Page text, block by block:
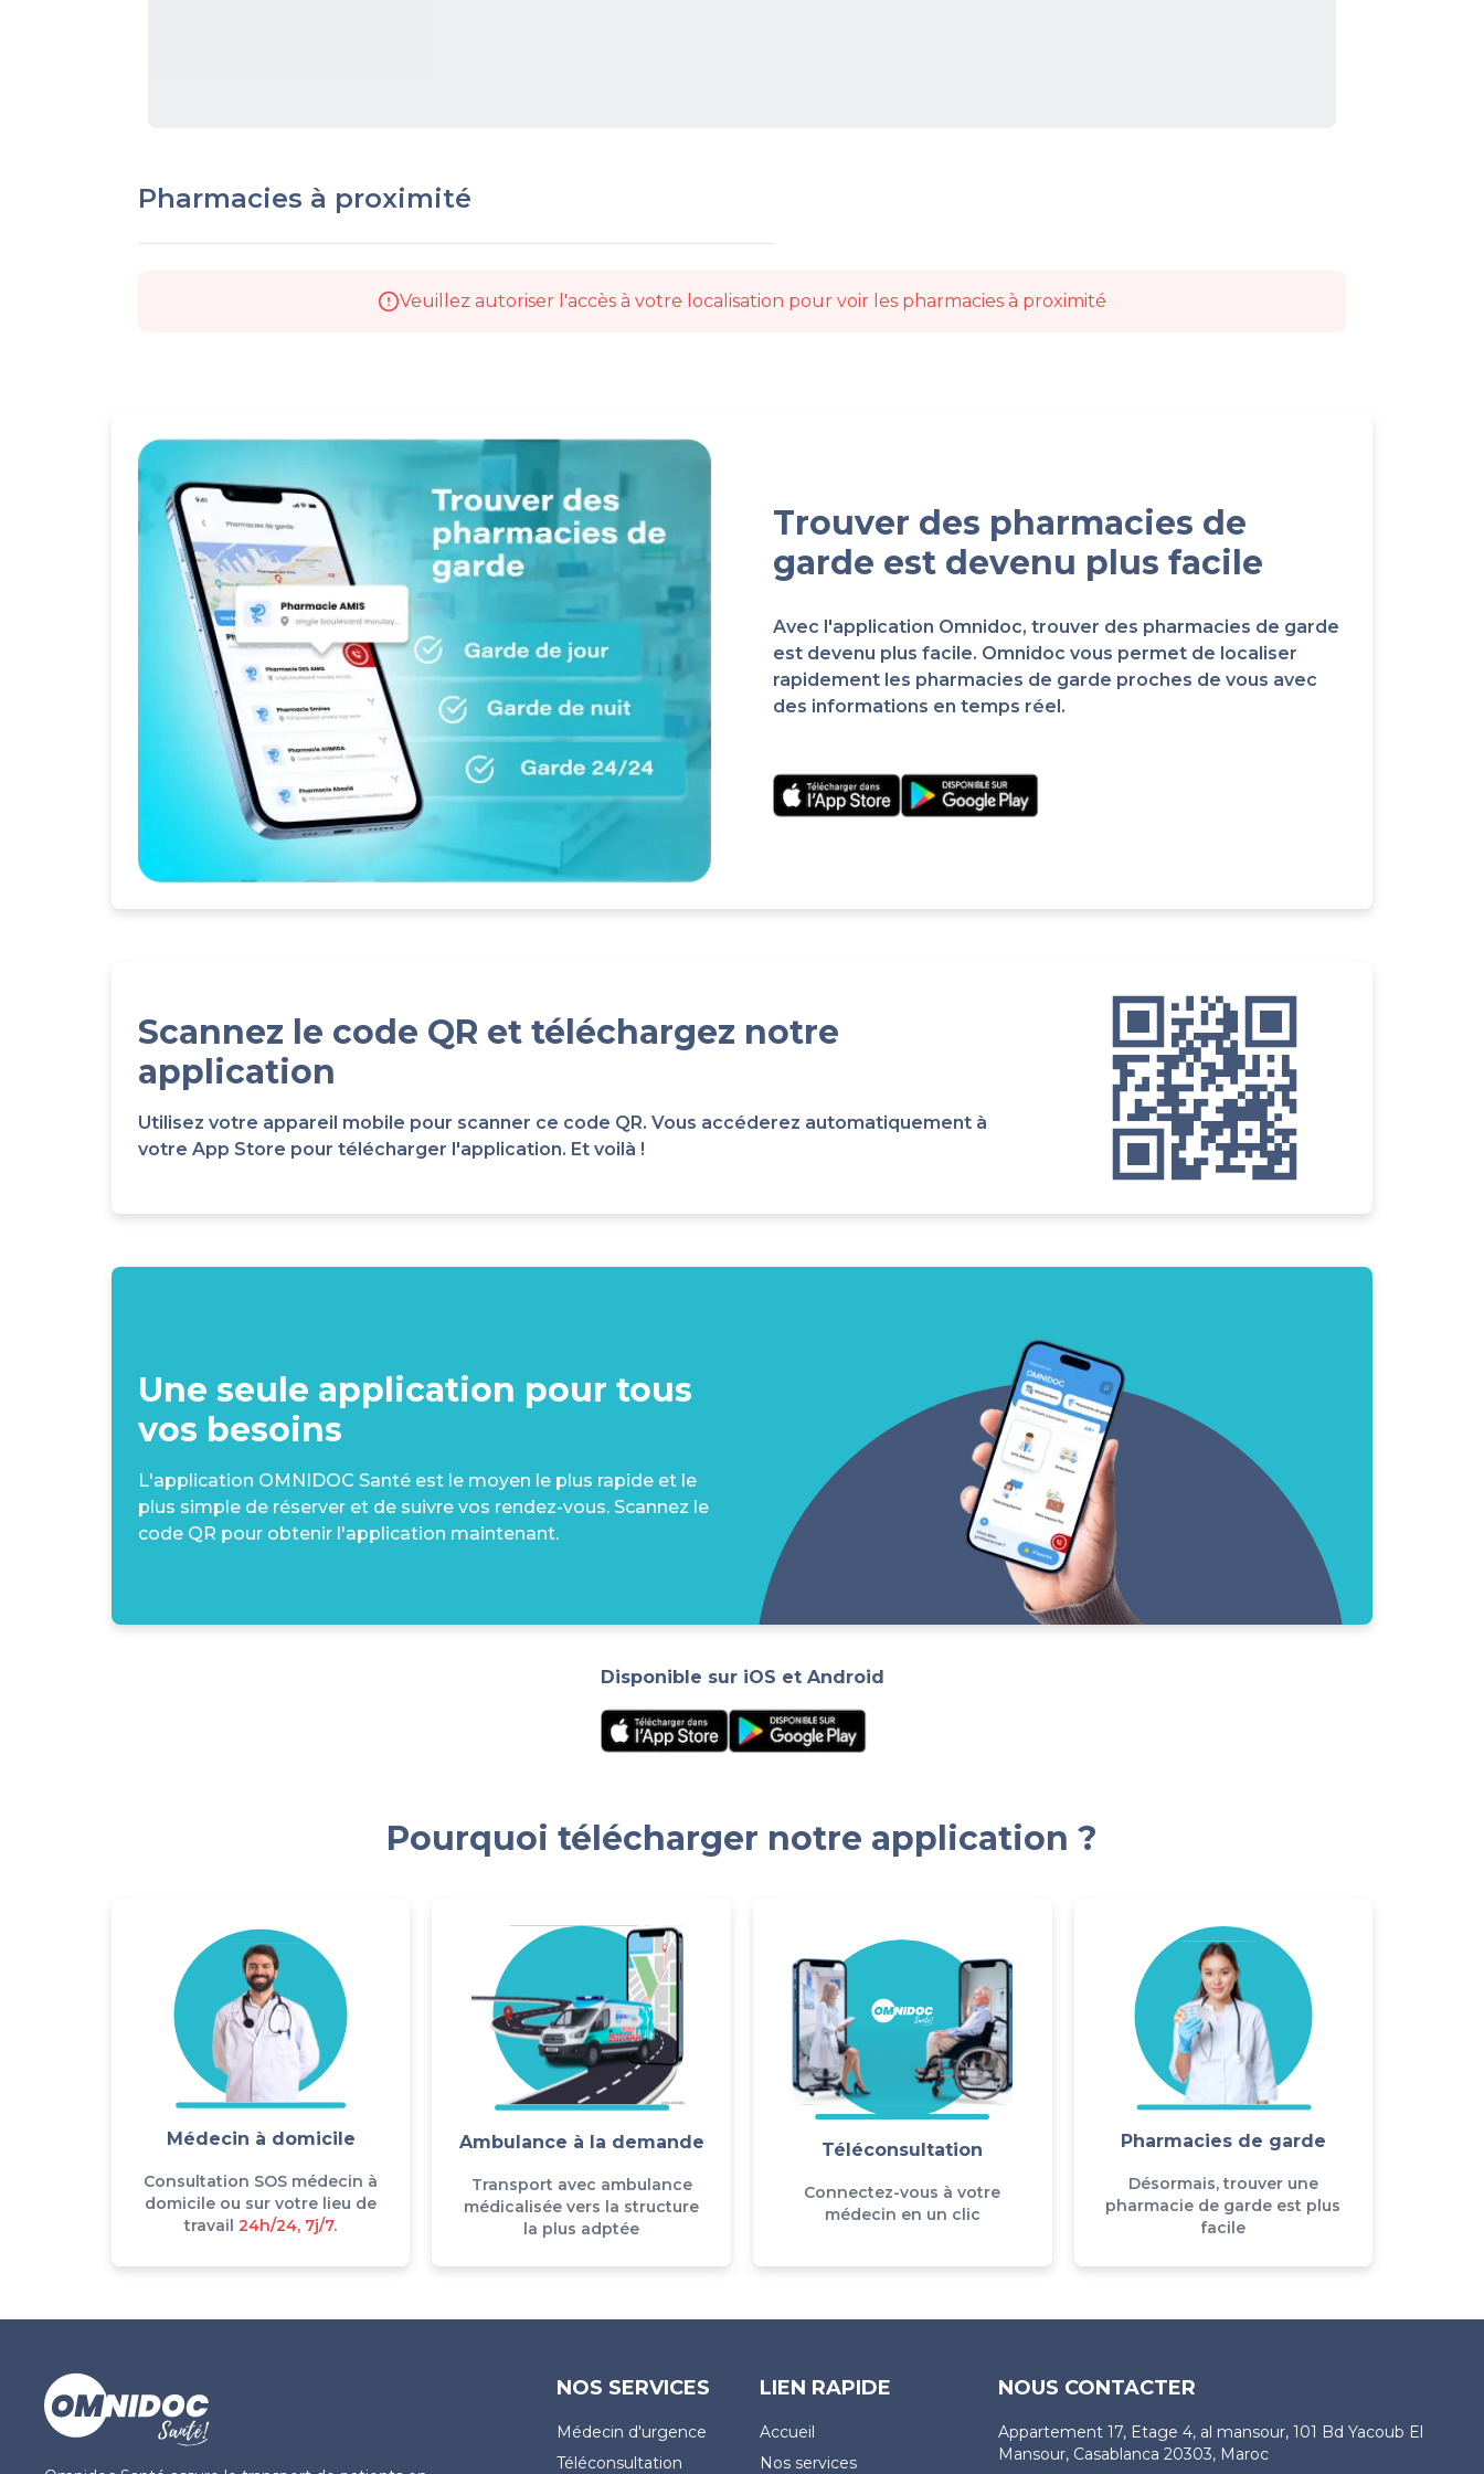
Pharmacies à proximité
Veuillez autoriser l'accès à votre localisation pour voir les pharmacies à proximité
Trouver des pharmacies de
garde est devenu plus facile
Avec l'application Omnidoc, trouver des pharmacies de garde
est devenu plus facile. Omnidoc vous permet de localiser
rapidement les pharmacies de garde proches de vous avec
des informations en temps réel.
Scannez le code QR et téléchargez notre
application
Utilisez votre appareil mobile pour scanner ce code QR. Vous accéderez automatiquement à
votre App Store pour télécharger l'application. Et voilà !
Une seule application pour tous
vos besoins
L'application OMNIDOC Santé est le moyen le plus rapide et le
plus simple de réserver et de suivre vos rendez-vous. Scannez le
code QR pour obtenir l'application maintenant.
Disponible sur iOS et Android
Pourquoi télécharger notre application ?
Médecin à domicile
Consultation SOS médecin à
domicile ou sur votre lieu de
travail 24h/24, 7j/7.
Ambulance à la demande
Transport avec ambulance
médicalisée vers la structure
la plus adptée
Téléconsultation
Connectez-vous à votre
médecin en un clic
Pharmacies de garde
Désormais, trouver une
pharmacie de garde est plus
facile
NOS SERVICES
Médecin d'urgence
Téléconsultation
LIEN RAPIDE
Accueil
Nos services
NOUS CONTACTER
Appartement 17, Etage 4, al mansour, 101 Bd Yacoub El
Mansour, Casablanca 20303, Maroc